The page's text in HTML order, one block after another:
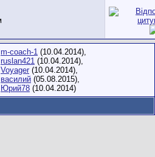
m-coach-1 (10.04.2014),
ruslan421 (10.04.2014),
Voyager (10.04.2014),
василий (05.08.2015),
Юрий78 (10.04.2014)